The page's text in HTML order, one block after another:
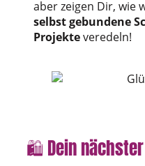
aber zeigen Dir, wie
selbst gebundene
Projekteveredeln!
🛍️ Dein